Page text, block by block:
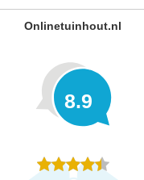
Onlinetuinhout.nl
8.9